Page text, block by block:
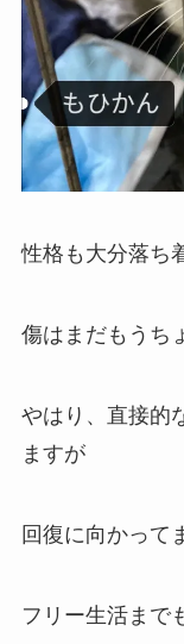
性格も大分落ち
傷はまだもうち
やはり、直接的
ますが
回復に向かって
フリー生活まで